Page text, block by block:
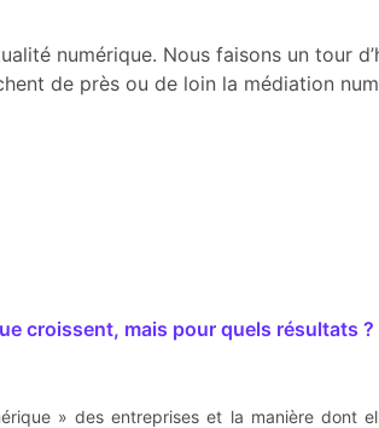
numérique. Nous faisons un tour
de près ou de loin la médiation
croissent, mais pour quels résultats ?
» des entreprises et la manière dont